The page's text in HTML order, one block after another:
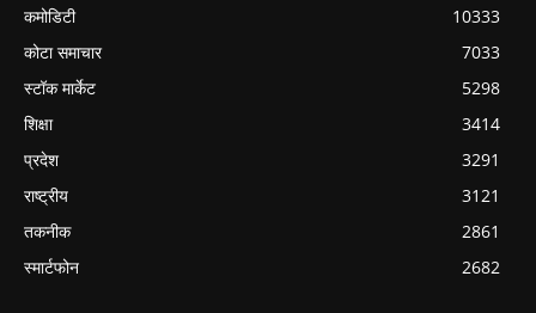
कमोडिटी
10333
कोटा समाचार
7033
स्टॉक मार्केट
5298
शिक्षा
3414
प्रदेश
3291
राष्ट्रीय
3121
तकनीक
2861
स्मार्टफोन
2682